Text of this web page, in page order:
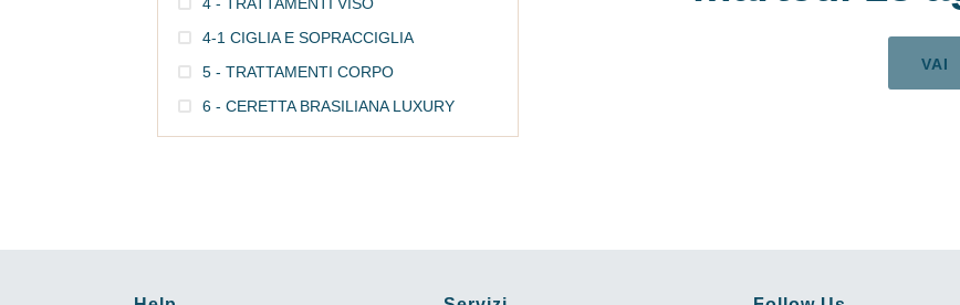
4-1 CIGLIA E SOPRACCIGLIA
5 - TRATTAMENTI CORPO
6 - CERETTA BRASILIANA LUXURY
VAI